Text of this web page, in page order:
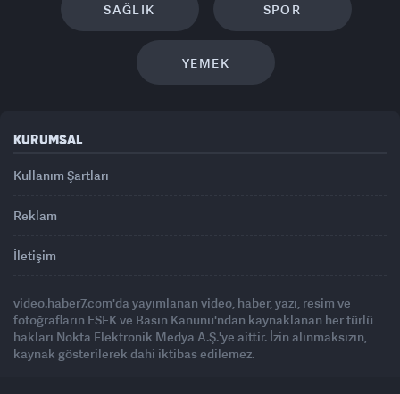
SAĞLIK SPOR
YEMEK
KURUMSAL
Kullanım Şartları
Reklam
İletişim
video.haber7.com'da yayımlanan video, haber, yazı, resim ve
fotoğrafların FSEK ve Basın Kanunu'ndan kaynaklanan her türlü
hakları Nokta Elektronik Medya A.Ş.'ye aittir. İzin alınmaksızın,
kaynak gösterilerek dahi iktibas edilemez.